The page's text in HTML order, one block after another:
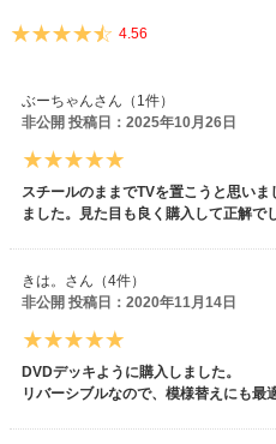
4.56
ぶーちゃんさん（1件）
非公開 投稿日：2025年10月26日
スチールのままでTVを置こうと思い
ました。見た目も良く購入して正解で
きは。さん（4件）
非公開 投稿日：2020年11月14日
DVDデッキように購入しました。
リバーシブルなので、模様替えにも最適